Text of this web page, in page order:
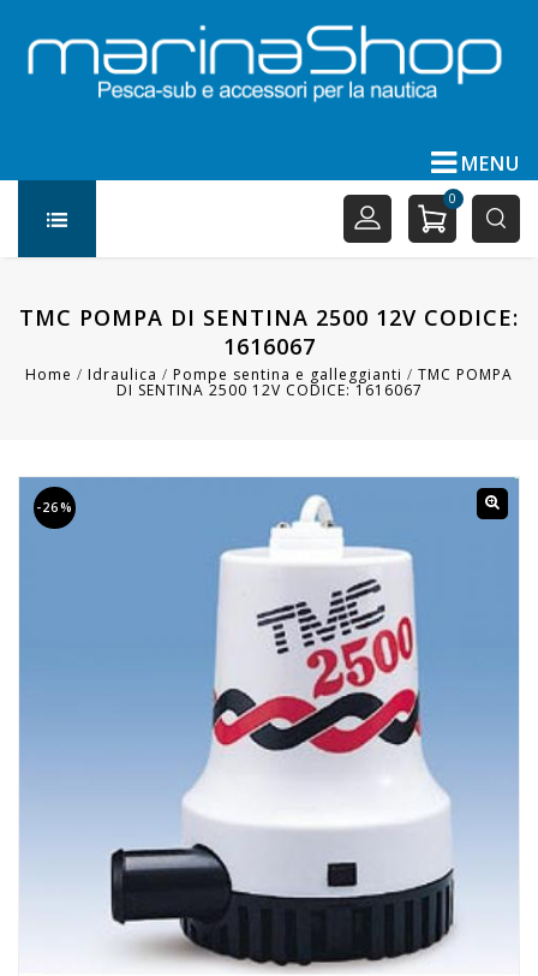
MENU
0
TMC POMPA DI SENTINA 2500 12V CODICE:
1616067
Home / Idraulica / Pompe sentina e galleggianti / TMC POMPA
DI SENTINA 2500 12V CODICE: 1616067
-26%